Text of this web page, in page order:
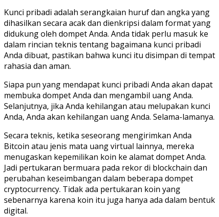
Kunci pribadi adalah serangkaian huruf dan angka yang
dihasilkan secara acak dan dienkripsi dalam format yang
didukung oleh dompet Anda. Anda tidak perlu masuk ke
dalam rincian teknis tentang bagaimana kunci pribadi
Anda dibuat, pastikan bahwa kunci itu disimpan di tempat
rahasia dan aman.
Siapa pun yang mendapat kunci pribadi Anda akan dapat
membuka dompet Anda dan mengambil uang Anda.
Selanjutnya, jika Anda kehilangan atau melupakan kunci
Anda, Anda akan kehilangan uang Anda. Selama-lamanya.
Secara teknis, ketika seseorang mengirimkan Anda
Bitcoin atau jenis mata uang virtual lainnya, mereka
menugaskan kepemilikan koin ke alamat dompet Anda.
Jadi pertukaran bermuara pada rekor di blockchain dan
perubahan keseimbangan dalam beberapa dompet
cryptocurrency. Tidak ada pertukaran koin yang
sebenarnya karena koin itu juga hanya ada dalam bentuk
digital.